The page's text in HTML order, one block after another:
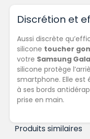
Discrétion et
Aussi discrète
silicone toucher
votre Samsung
silicone protège
smartphone. Elle
à ses bords
prise en main.
Produits similaires